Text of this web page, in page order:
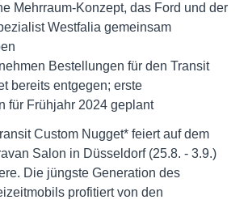
Mehrraum-Konzept, das Ford und der
Westfalia gemeinsam
Bestellungen für den Transit
bereits entgegen; erste
für Frühjahr 2024 geplant
Custom Nugget* feiert auf dem
Salon in Düsseldorf (25.8. - 3.9.)
Die jüngste Generation des
profitiert von den